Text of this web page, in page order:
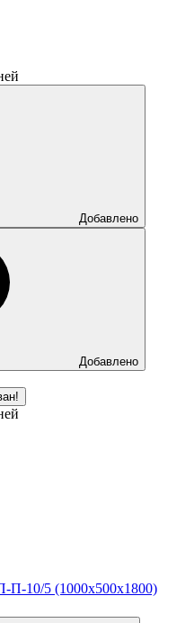
Добавлено
Добавлено
П-10/5 (1000х500х1800)